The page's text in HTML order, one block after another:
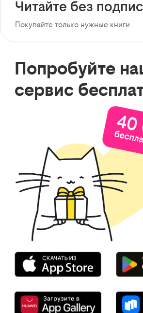
Читайте без
Покупайте только нужные книги
Попробуйте
сервис